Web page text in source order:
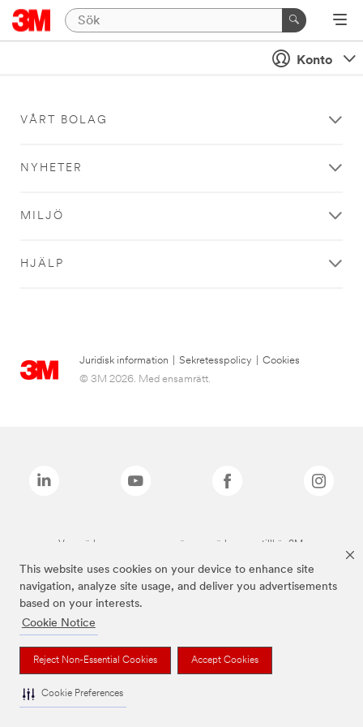
This website uses cookies on your device to enhance site
navigation, analyze site usage, and deliver you advertisements
based on your interests.
Cookie Notice
Reject Non-Essential Cookies Accept Cookies
Cookie Preferences
Konto
VÅRT BOLAG
NYHETER
MILJÖ
HJÄLP
Juridisk information Sekretesspolicy
Cookies
© 3M 2026. Med ensamrätt.
Varumärken som anges ovan är varumärken som tillhör 3M.